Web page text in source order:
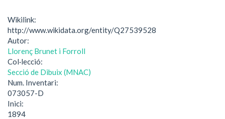
Wikilink:
http://www.wikidata.org/entity/Q27539528
Autor:
Llorenç Brunet i Forroll
Col·lecció:
Secció de Dibuix (MNAC)
Num. Inventari:
073057-D
Inici:
1894